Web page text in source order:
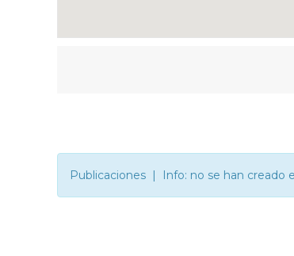
Publicaciones | Info: no se han creado